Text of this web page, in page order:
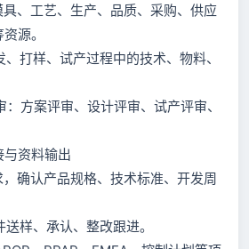
具、工艺、生产、品质、采购、供应
源。
打样、试产过程中的技术、物料、
方案评审、设计评审、试产评审、
与资料输出
，确认产品规格、技术标准、开发周
样、承认、整改跟进。